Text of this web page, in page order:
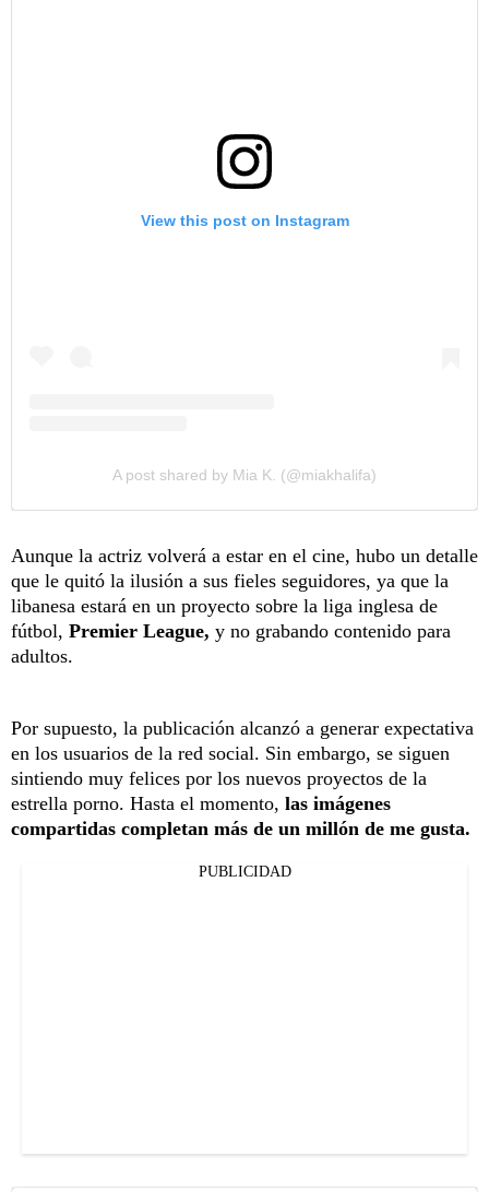
View this post on Instagram
A post shared by Mia K. (@miakhalifa)
Aunque la actriz volverá a estar en el cine, hubo un detalle
que le quitó la ilusión a sus fieles seguidores, ya que la
libanesa estará en un proyecto sobre la liga inglesa de
fútbol, Premier League, y no grabando contenido para
adultos.
Por supuesto, la publicación alcanzó a generar expectativa
en los usuarios de la red social. Sin embargo, se siguen
sintiendo muy felices por los nuevos proyectos de la
estrella porno. Hasta el momento, las imágenes
compartidas completan más de un millón de me gusta.
PUBLICIDAD